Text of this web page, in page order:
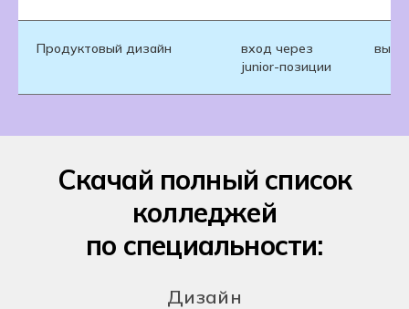
Продуктовый дизайн
вход через
junior-позиции
Скачай полный список
колледжей
по специальности:
Дизайн